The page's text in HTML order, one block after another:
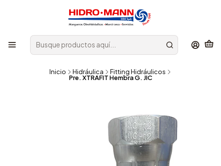
Inicio Hidráulica Fitting Hidráulicos
Pre. XTRAFIT Hembra G. JIC